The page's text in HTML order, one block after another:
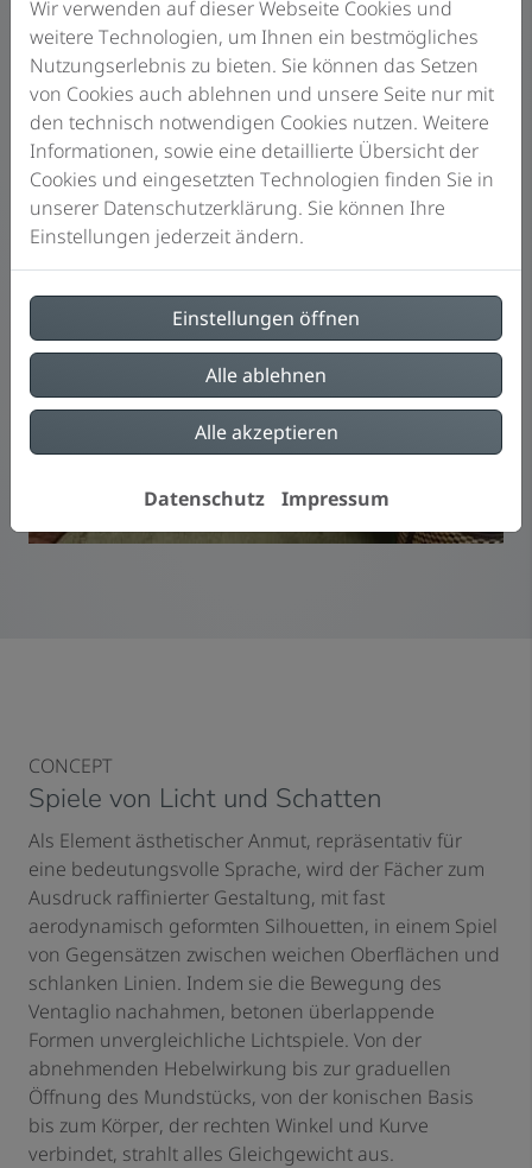
CONCEPT
Spiele von Licht und Schatten
Als Element ästhetischer Anmut, repräsentativ für
eine bedeutungsvolle Sprache, wird der Fächer zum
Ausdruck raffinierter Gestaltung, mit fast
aerodynamisch geformten Silhouetten, in einem Spiel
von Gegensätzen zwischen weichen Oberflächen und
schlanken Linien. Indem sie die Bewegung des
Ventaglio nachahmen, betonen überlappende
Formen unvergleichliche Lichtspiele. Von der
abnehmenden Hebelwirkung bis zur graduellen
Öffnung des Mundstücks, von der konischen Basis
bis zum Körper, der rechten Winkel und Kurve
verbindet, strahlt alles Gleichgewicht aus.
Wir verwenden auf dieser Webseite Cookies und
weitere Technologien, um Ihnen ein bestmögliches
Nutzungserlebnis zu bieten. Sie können das Setzen
von Cookies auch ablehnen und unsere Seite nur mit
den technisch notwendigen Cookies nutzen. Weitere
Informationen, sowie eine detaillierte Übersicht der
Cookies und eingesetzten Technologien finden Sie in
unserer Datenschutzerklärung. Sie können Ihre
Einstellungen jederzeit ändern.
Einstellungen öffnen
Alle ablehnen
Alle akzeptieren
Datenschutz Impressum